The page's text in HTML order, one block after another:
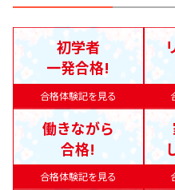
合格体験記を見る
初学者
一発合格!
合格体験記を見る
働きながら
合格!